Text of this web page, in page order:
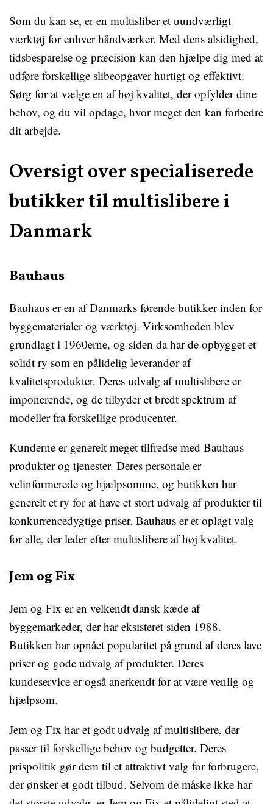
Som du kan se, er en multisliber et uundværligt
værktøj for enhver håndværker. Med dens alsidighed,
tidsbesparelse og præcision kan den hjælpe dig med at
udføre forskellige slibeopgaver hurtigt og effektivt.
Sørg for at vælge en af høj kvalitet, der opfylder dine
behov, og du vil opdage, hvor meget den kan forbedre
dit arbejde.
Oversigt over specialiserede
butikker til multislibere i
Danmark
Bauhaus
Bauhaus er en af Danmarks førende butikker inden for
byggematerialer og værktøj. Virksomheden blev
grundlagt i 1960erne, og siden da har de opbygget et
solidt ry som en pålidelig leverandør af
kvalitetsprodukter. Deres udvalg af multislibere er
imponerende, og de tilbyder et bredt spektrum af
modeller fra forskellige producenter.
Kunderne er generelt meget tilfredse med Bauhaus
produkter og tjenester. Deres personale er
velinformerede og hjælpsomme, og butikken har
generelt et ry for at have et stort udvalg af produkter til
konkurrencedygtige priser. Bauhaus er et oplagt valg
for alle, der leder efter multislibere af høj kvalitet.
Jem og Fix
Jem og Fix er en velkendt dansk kæde af
byggemarkeder, der har eksisteret siden 1988.
Butikken har opnået popularitet på grund af deres lave
priser og gode udvalg af produkter. Deres
kundeservice er også anerkendt for at være venlig og
hjælpsom.
Jem og Fix har et godt udvalg af multislibere, der
passer til forskellige behov og budgetter. Deres
prispolitik gør dem til et attraktivt valg for forbrugere,
der ønsker et godt tilbud. Selvom de måske ikke har